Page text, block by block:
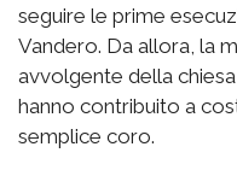
seguire le prime
Vandero. Da allora, la
avvolgente della
hanno contribuito a
semplice coro.